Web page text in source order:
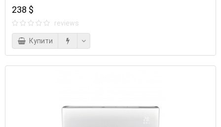
238 $
reviews
Купити